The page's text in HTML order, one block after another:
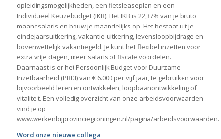
opleidingsmogelijkheden, een fietsleaseplan en een
Individueel Keuzebudget (IKB). Het IKB is 22,37% van je bruto
maandsalaris en bouw je maandelijks op. Het bestaat uit je
eindejaarsuitkering, vakantie-uitkering, levensloopbijdrage en
bovenwettelijk vakantiegeld. Je kunt het flexibel inzetten voor
extra vrije dagen, meer salaris of fiscale voordelen.
Daarnaast is er het Persoonlijk Budget voor Duurzame
Inzetbaarheid (PBDI) van € 6.000 per vijf jaar, te gebruiken voor
bijvoorbeeld leren en ontwikkelen, loopbaanontwikkeling of
vitaliteit. Een volledig overzicht van onze arbeidsvoorwaarden
vind je op
www.werkenbijprovinciegroningen.nl/pagina/arbeidsvoorwaarden.
Word onze nieuwe collega